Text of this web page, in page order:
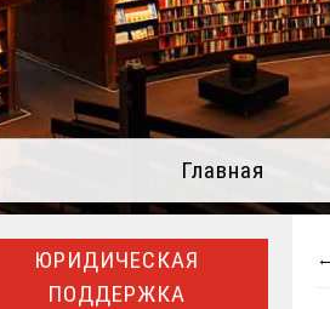
Главная
ЮРИДИЧЕСКАЯ
ПОДДЕРЖКА